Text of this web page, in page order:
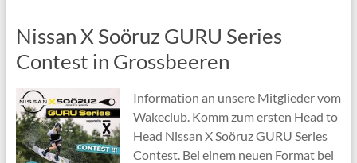
Nissan X Soöruz GURU Series
Contest in Grossbeeren
Information an unsere Mitglieder vom
Wakeclub. Komm zum ersten Head to
Head Nissan X Soöruz GURU Series
Contest. Bei einem neuen Format bei